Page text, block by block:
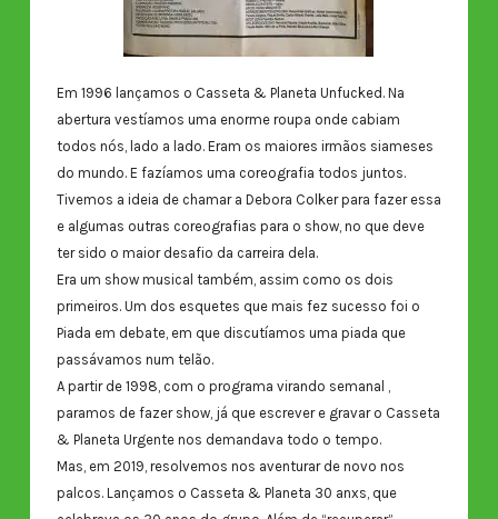
Em 1996 lançamos o Casseta & Planeta Unfucked. Na
abertura vestíamos uma enorme roupa onde cabiam
todos nós, lado a lado. Eram os maiores irmãos siameses
do mundo. E fazíamos uma coreografia todos juntos.
Tivemos a ideia de chamar a Debora Colker para fazer essa
e algumas outras coreografias para o show, no que deve
ter sido o maior desafio da carreira dela.
Era um show musical também, assim como os dois
primeiros. Um dos esquetes que mais fez sucesso foi o
Piada em debate, em que discutíamos uma piada que
passávamos num telão.
A partir de 1998, com o programa virando semanal ,
paramos de fazer show, já que escrever e gravar o Casseta
& Planeta Urgente nos demandava todo o tempo.
Mas, em 2019, resolvemos nos aventurar de novo nos
palcos. Lançamos o Casseta & Planeta 30 anxs, que